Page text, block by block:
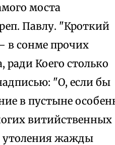
моста
Павлу. "Кроткий
в сонме прочих
ради Коего столько
"О, если бы
в пустыне
витийственных
утоления жажды